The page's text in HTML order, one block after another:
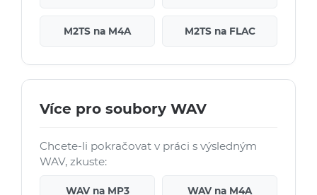
M2TS na M4A M2TS na FLAC
Více pro soubory WAV
Chcete-li pokračovat v práci s výsledným
WAV, zkuste:
WAV na MP3 WAV na M4A